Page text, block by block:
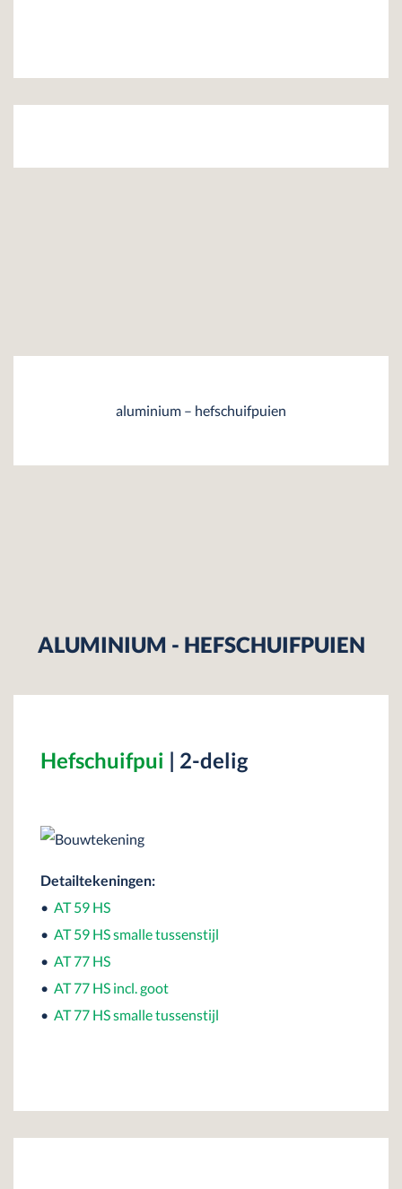
aluminium – hefschuifpuien
ALUMINIUM - HEFSCHUIFPUIEN
Hefschuifpui | 2-delig
Detailtekeningen:
• AT 59 HS
• AT 59 HS smalle tussenstijl
• AT 77 HS
• AT 77 HS incl. goot
• AT 77 HS smalle tussenstijl